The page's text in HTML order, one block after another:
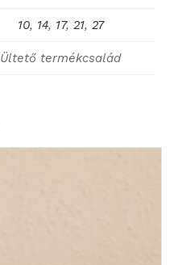
10, 14, 17, 21, 27
Ültető termékcsalád